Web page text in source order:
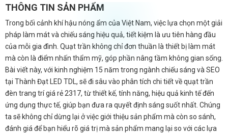
THÔNG TIN SẢN PHẨM
Trong bối cảnh khí hậu nóng ẩm của Việt Nam, việc lựa chọn một giải
pháp làm mát và chiếu sáng hiệu quả, tiết kiệm là ưu tiên hàng đầu
của mỗi gia đình. Quạt trần không chỉ đơn thuần là thiết bị làm mát
mà còn là điểm nhấn thẩm mỹ, góp phần nâng tầm không gian sống.
Bài viết này, với kinh nghiệm 15 năm trong ngành chiếu sáng và SEO
tại Thành Đạt LED TDL, sẽ đi sâu vào phân tích chi tiết về quạt trần
đèn trang trí giá rẻ 2317, từ thiết kế, tính năng, hiệu quả kinh tế đến
ứng dụng thực tế, giúp bạn đưa ra quyết định sáng suốt nhất. Chúng
ta sẽ không chỉ dừng lại ở việc giới thiệu sản phẩm mà còn so sánh,
đánh giá để bạn hiểu rõ giá trị mà sản phẩm mang lại so với các lựa